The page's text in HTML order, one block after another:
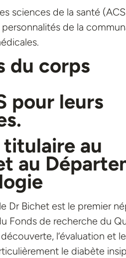
sciences de la santé
de la
du corps
pour leurs
titulaire au
au
Dr Bichet est le premier
Fonds de recherche du
l’évaluation et le
le diabète